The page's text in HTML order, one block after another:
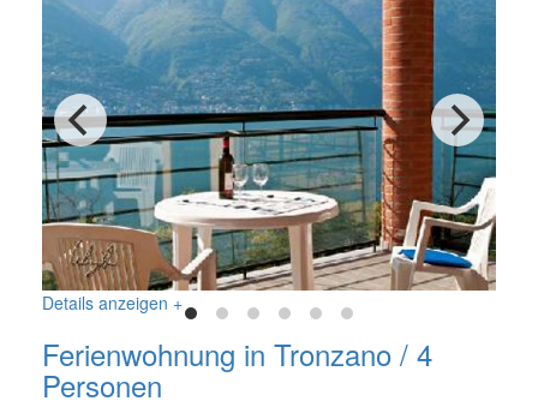
Details anzeigen +
Ferienwohnung in Tronzano / 4
Personen